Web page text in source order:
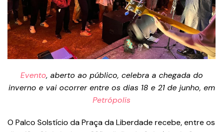
Evento, aberto ao público, celebra a chegada do
inverno e vai ocorrer entre os dias 18 e 21 de junho, em
Petrópolis
O Palco Solstício da Praça da Liberdade recebe, entre os